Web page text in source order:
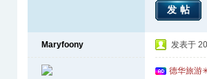
发帖
Maryfoony 发表于
德华旅游